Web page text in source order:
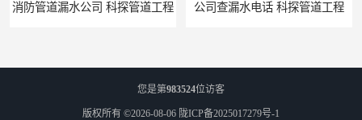
公司查漏水电话 科探管道工程 单位消防管道漏水检测电话 科探管道工程
您是第983524位访客
版权所有 ©2026-08-06 陇ICP备2025017279号-1